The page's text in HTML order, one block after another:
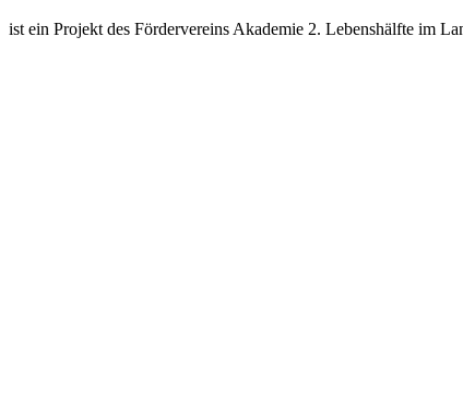
ist ein Projekt des Fördervereins Akademie 2. Lebenshälfte im